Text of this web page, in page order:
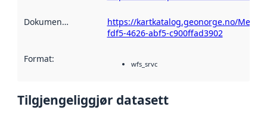
Dokumentasjon
https://kartkatalog.geonorge.no/
fdf5-4626-abf5-c900ffad3902
Format: wfs_srvc
Tilgjengeliggjør datasett